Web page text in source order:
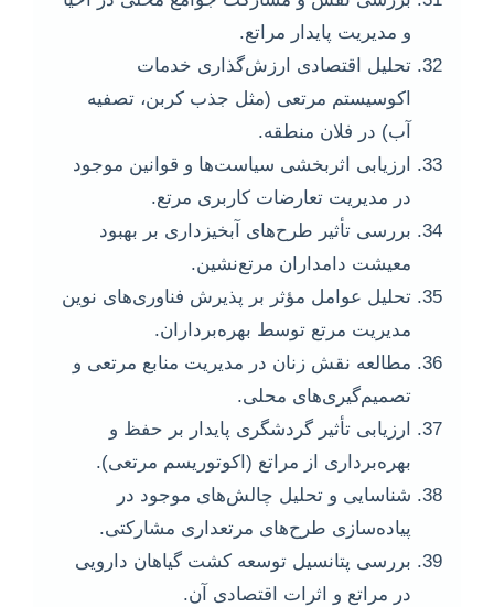
و مدیریت پایدار مراتع.
تحلیل اقتصادی ارزش‌گذاری خدمات
اکوسیستم مرتعی (مثل جذب کربن، تصفیه
آب) در فلان منطقه.
ارزیابی اثربخشی سیاست‌ها و قوانین موجود
در مدیریت تعارضات کاربری مرتع.
بررسی تأثیر طرح‌های آبخیزداری بر بهبود
معیشت دامداران مرتع‌نشین.
تحلیل عوامل مؤثر بر پذیرش فناوری‌های نوین
مدیریت مرتع توسط بهره‌برداران.
مطالعه نقش زنان در مدیریت منابع مرتعی و
تصمیم‌گیری‌های محلی.
ارزیابی تأثیر گردشگری پایدار بر حفظ و
بهره‌برداری از مراتع (اکوتوریسم مرتعی).
شناسایی و تحلیل چالش‌های موجود در
پیاده‌سازی طرح‌های مرتعداری مشارکتی.
بررسی پتانسیل توسعه کشت گیاهان دارویی
در مراتع و اثرات اقتصادی آن.